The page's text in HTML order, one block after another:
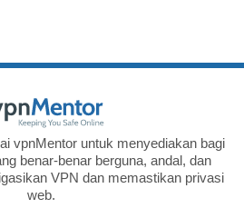
vpnMentor untuk menyediakan bagi
benar-benar berguna, andal, dan
VPN dan memastikan privasi
web.